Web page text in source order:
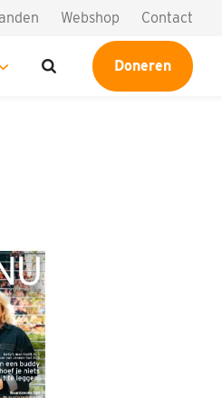
Doneren
Webshop
Contact